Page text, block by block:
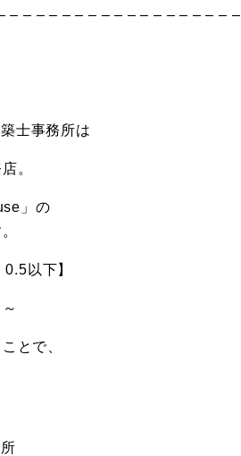
– – – – – – – – – – – – – – – – – –
士事務所は
。
」の
以下】
とで、